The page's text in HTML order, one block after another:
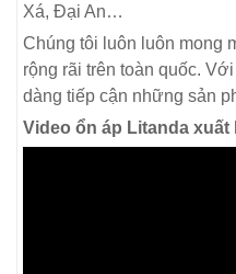
Xá, Đại An…
Chúng tôi luôn luôn mong
rộng rãi trên toàn quốc.
dàng tiếp cận những sản
Video ổn áp Litanda xuất